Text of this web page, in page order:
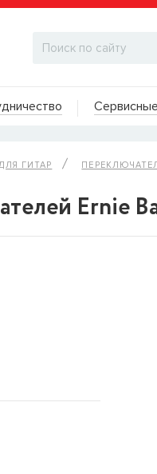
ОТДЕЛ
ГИТАР
Ernie